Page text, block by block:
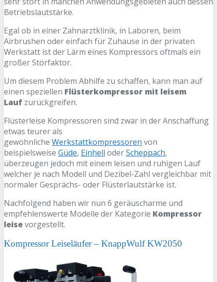
Betriebslautstärke.
Egal ob in einer Zahnarztklinik, in Laboren, beim
Airbrushen oder einfach für Zuhause in der privaten
Werkstatt ist der Lärm eines Kompressors oftmals ein
großer Störfaktor.
Um diesem Problem Abhilfe zu schaffen, kann man auf
einen speziellen Flüsterkompressor mit leisem
Lauf zurückgreifen.
Flüsterleise Kompressoren sind zwar in der Anschaffung
etwas teurer als
gewöhnliche Werkstattkompressoren von
beispielsweise Güde, Einhell oderScheppach,
überzeugen jedoch mit einem leisen und ruhigen Lauf
welcher je nach Modell und Dezibel-Zahl vergleichbar mit
normaler Gesprächs- oder Flüsterlautstärke ist.
Nachfolgend haben wir nun 6 geräuscharme und
empfehlenswerte Modelle der Kategorie Kompressor
leisevorgestellt.
Kompressor Leiseläufer – KnappWulf KW2050